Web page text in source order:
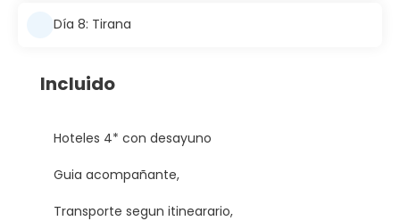
Día 8: Tirana
Incluido
Hoteles 4* con desayuno
Guia acompañante,
Transporte segun itinearario,